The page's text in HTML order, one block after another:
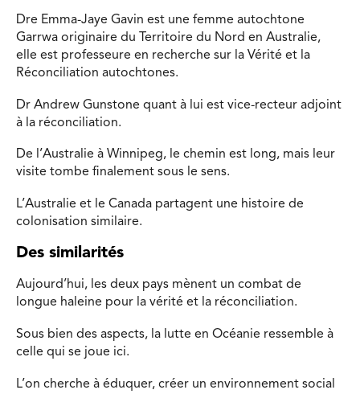
Dre Emma-Jaye Gavin est une femme autochtone
Garrwa originaire du Territoire du Nord en Australie,
elle est professeure en recherche sur la Vérité et la
Réconciliation autochtones.
Dr Andrew Gunstone quant à lui est vice-recteur adjoint
à la réconciliation.
De l’Australie à Winnipeg, le chemin est long, mais leur
visite tombe finalement sous le sens.
L’Australie et le Canada partagent une histoire de
colonisation similaire.
Des similarités
Aujourd’hui, les deux pays mènent un combat de
longue haleine pour la vérité et la réconciliation.
Sous bien des aspects, la lutte en Océanie ressemble à
celle qui se joue ici.
L’on cherche à éduquer, créer un environnement social